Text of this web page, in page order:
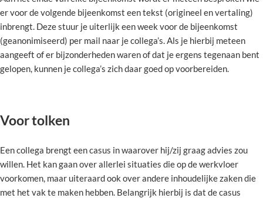
er voor de volgende bijeenkomst een tekst (origineel en vertaling)
inbrengt. Deze stuur je uiterlijk een week voor de bijeenkomst
(geanonimiseerd) per mail naar je collega’s. Als je hierbij meteen
aangeeft of er bijzonderheden waren of dat je ergens tegenaan bent
gelopen, kunnen je collega’s zich daar goed op voorbereiden.
Voor tolken
Een collega brengt een casus in waarover hij/zij graag advies zou
willen. Het kan gaan over allerlei situaties die op de werkvloer
voorkomen, maar uiteraard ook over andere inhoudelijke zaken die
met het vak te maken hebben. Belangrijk hierbij is dat de casus